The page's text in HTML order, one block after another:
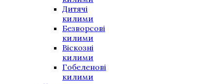
Дитячі
килими
Безворсові
килими
Віскозні
килими
Гобеленові
килими